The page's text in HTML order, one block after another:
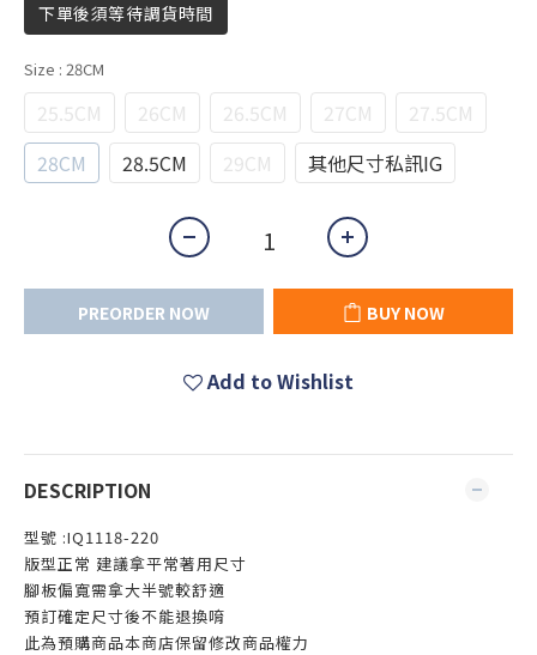
下單後須等待調貨時間
Size : 28CM
25.5CM 26CM 26.5CM 27CM
27.5CM
28CM
28.5CM 29CM 其他尺寸私訊IG
PREORDER NOW BUY NOW
Add to Wishlist
DESCRIPTION
型號 :IQ1118-220
版型正常 建議拿平常著用尺寸
腳板偏寬需拿大半號較舒適
預訂確定尺寸後不能退換唷
此為預購商品本商店保留修改商品權力